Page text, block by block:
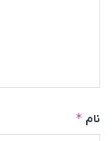
نام *